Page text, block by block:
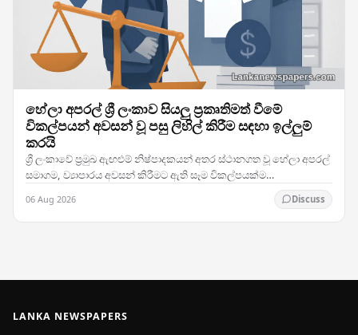
හේලා අපරල් ශ්‍රී ලංකාව සියලු ප්‍රකෘතිමත් වීමේ
විකල්පයන් අවසන් වූ පසු ලිහිල් කිරීම සඳහා ඉල්ලුම්
කරයි
ශ්‍රී ලංකාවේ ප්‍රමුඛ ඇඟළුම් නිෂ්පාදකයන් අතර ස්ථානගත වූ හේලා අපරල්
සමාගම, ව්‍යාපාරය අවසන් කිරීමට ඇති සෑම විකල්පයක්ම
06 Aug 2026 Discuss
LANKA NEWSPAPERS